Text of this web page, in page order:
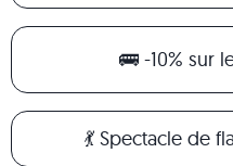
🚌 -10% sur
💃 Spectacle de